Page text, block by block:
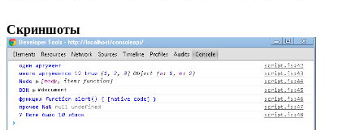
Скриншоты